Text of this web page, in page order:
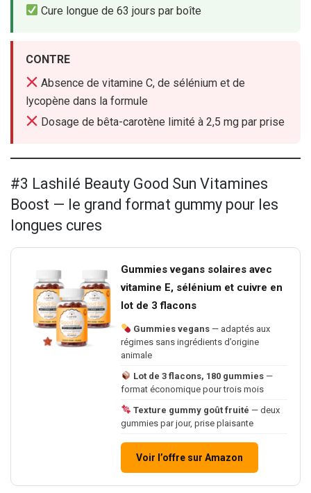
Cure longue de 63 jours par boîte
CONTRE
Absence de vitamine C, de sélénium et de
lycopène dans la formule
Dosage de bêta-carotène limité à 2,5 mg par prise
#3 Lashilé Beauty Good Sun Vitamines
Boost — le grand format gummy pour les
longues cures
Gummies vegans solaires avec
vitamine E, sélénium et cuivre en
lot de 3 flacons
Gummies vegans— adaptés aux
régimes sans ingrédients d’origine
animale
Lot de 3 flacons, 180 gummies—
format économique pour trois mois
Texture gummy goût fruité — deux
gummies par jour, prise plaisante
Voir l’offre sur Amazon